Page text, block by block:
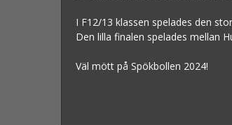
I F12/13 klassen spelades den
Den lilla finalen spelades mellan
Väl mött på Spökbollen 2024!